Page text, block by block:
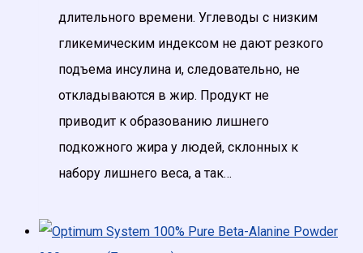
длительного времени. Углеводы с низким
гликемическим индексом не дают резкого
подъема инсулина и, следовательно, не
откладываются в жир. Продукт не
приводит к образованию лишнего
подкожного жира у людей, склонных к
набору лишнего веса, а так…